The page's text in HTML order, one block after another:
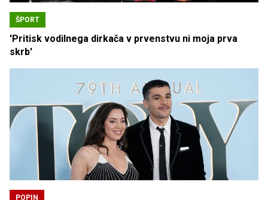
ŠPORT
'Pritisk vodilnega dirkača v prvenstvu ni moja prva
skrb'
POPIN